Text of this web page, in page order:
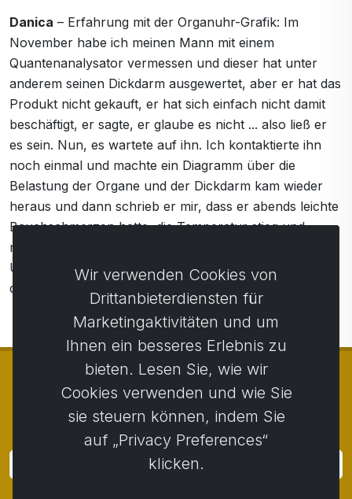
Danica – Erfahrung mit der Organuhr-Grafik: Im
November habe ich meinen Mann mit einem
Quantenanalysator vermessen und dieser hat unter
anderem seinen Dickdarm ausgewertet, aber er hat das
Produkt nicht gekauft, er hat sich einfach nicht damit
beschäftigt, er sagte, er glaube es nicht ... also ließ er
es sein. Nun, es wartete auf ihn. Ich kontaktierte ihn
noch einmal und machte ein Diagramm über die
Belastung der Organe und der Dickdarm kam wieder
heraus und dann schrieb er mir, dass er abends leichte
Bauchschmerzen hatte, die Temperatur stieg und
morgens zum Arzt ging, der Die Diagnose war... Kolitis.
Und deshalb nehmen wir unsere Gesundheit nicht auf
die leichte Schulter, sondern betreiben Prävention.
© Copyright 2014 - 2026
Wir verwenden Cookies von
Drittanbieterdiensten für
Marketingaktivitäten und um
Ihnen ein besseres Erlebnis zu
bieten. Lesen Sie, wie wir
Cookies verwenden und wie Sie
sie steuern können, indem Sie
auf „Privacy Preferences“
klicken.